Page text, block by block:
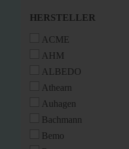
HERSTELLER
HERSTELLER
ACME
AHM
ALBEDO
Athearn
Auhagen
Bachmann
Bemo